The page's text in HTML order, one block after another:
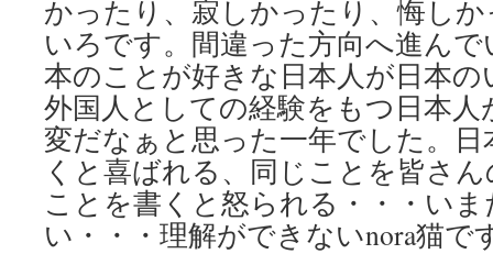
かったり、寂しかったり、悔し
いろです。間違った方向へ進ん
本のことが好きな日本人が日本
外国人としての経験をもつ日本
変だなぁと思った一年でした。
くと喜ばれる、同じことを皆さ
ことを書くと怒られる・・・い
い・・・理解ができないnora猫で